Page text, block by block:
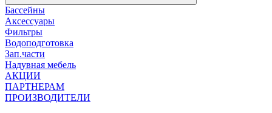
Бассейны
Аксессуары
Фильтры
Водоподготовка
Зап.части
Надувная мебель
АКЦИИ
ПАРТНЕРАМ
ПРОИЗВОДИТЕЛИ